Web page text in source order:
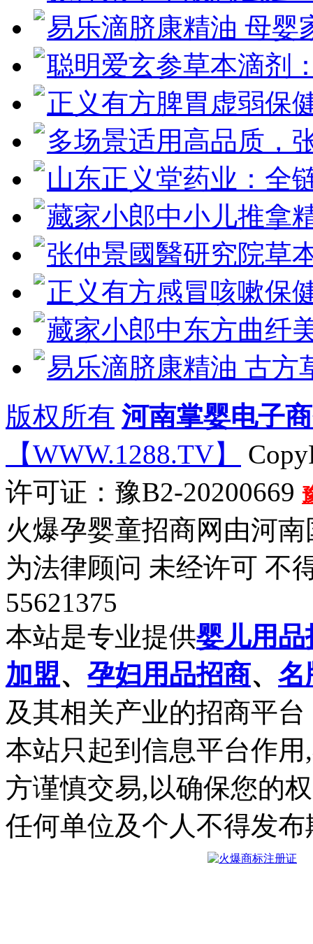
易乐滴脐康精油 母婴
聪明爱玄参草本滴剂
正义有方脾胃虚弱保
多场景适用高品质，
山东正义堂药业：全
藏家小郎中小儿推拿
张仲景國醫研究院草
正义有方感冒咳嗽保
藏家小郎中东方曲纤
易乐滴脐康精油 古方
版权所有 河南掌婴电子
【WWW.1288.TV】
许可证：豫B2-20200669
火爆孕婴童招商网由河
为法律顾问 未经许可 不
55621375
本站是专业提供婴儿用品
加盟、 孕妇用品招商、 名
及其相关产业的招商平台
本站只起到信息平台作
方谨慎交易,以确保您的
任何单位及个人不得发